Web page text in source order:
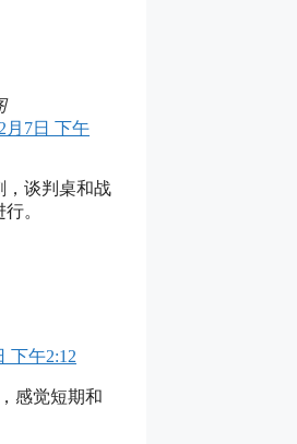
月7日 下午
，谈判桌和战
。
下午2:12
感觉短期和